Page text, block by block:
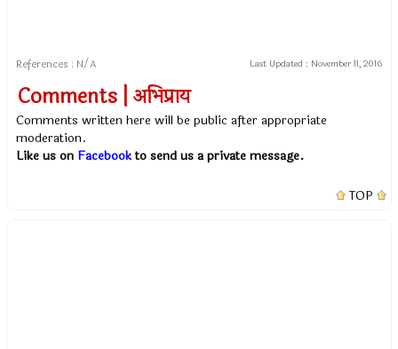
References : N/A Last Updated : November 11, 2016
Comments | अभिप्राय
Comments written here will be public after appropriate
moderation.
Like us on Facebookto send us a private message.
TOP